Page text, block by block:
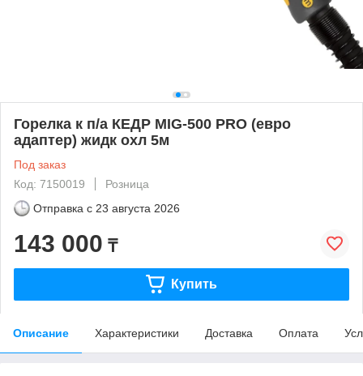
Горелка к п/а КЕДР MIG-500 PRO (евро
адаптер) жидк охл 5м
Под заказ
Код: 7150019
Розница
Отправка с 23 августа 2026
143 000 ₸
Купить
Описание Характеристики Доставка Оплата